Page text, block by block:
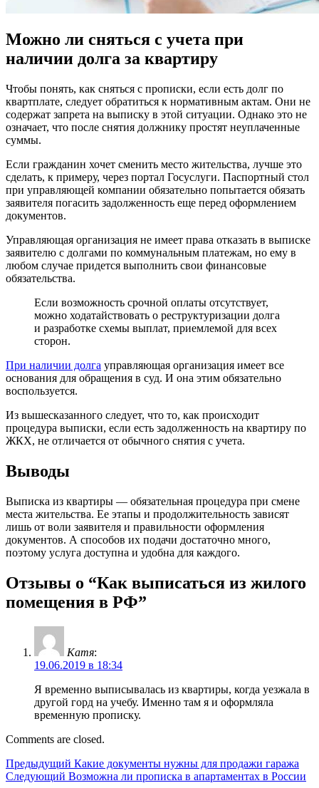
Можно ли сняться с учета при
наличии долга за квартиру
Чтобы понять, как сняться с прописки, если есть долг по
квартплате, следует обратиться к нормативным актам. Они не
содержат запрета на выписку в этой ситуации. Однако это не
означает, что после снятия должнику простят неуплаченные
суммы.
Если гражданин хочет сменить место жительства, лучше это
сделать, к примеру, через портал Госуслуги. Паспортный стол
при управляющей компании обязательно попытается обязать
заявителя погасить задолженность еще перед оформлением
документов.
Управляющая организация не имеет права отказать в выписке
заявителю с долгами по коммунальным платежам, но ему в
любом случае придется выполнить свои финансовые
обязательства.
Если возможность срочной оплаты отсутствует,
можно ходатайствовать о реструктуризации долга
и разработке схемы выплат, приемлемой для всех
сторон.
При наличии долга управляющая организация имеет все
основания для обращения в суд. И она этим обязательно
воспользуется.
Из вышесказанного следует, что то, как происходит
процедура выписки, если есть задолженность на квартиру по
ЖКХ, не отличается от обычного снятия с учета.
Выводы
Выписка из квартиры — обязательная процедура при смене
места жительства. Ее этапы и продолжительность зависят
лишь от воли заявителя и правильности оформления
документов. А способов их подачи достаточно много,
поэтому услуга доступна и удобна для каждого.
Отзывы о “Как выписаться из жилого
помещения в РФ”
Катя:
19.06.2019 в 18:34
Я временно выписывалась из квартиры, когда уезжала в
другой горд на учебу. Именно там я и оформляла
временную прописку.
Comments are closed.
Навигация
Предыдущий Предыдущий
Какие документы нужны для продажи гаража
Следующий Следующий
Возможна ли прописка в апартаментах в России